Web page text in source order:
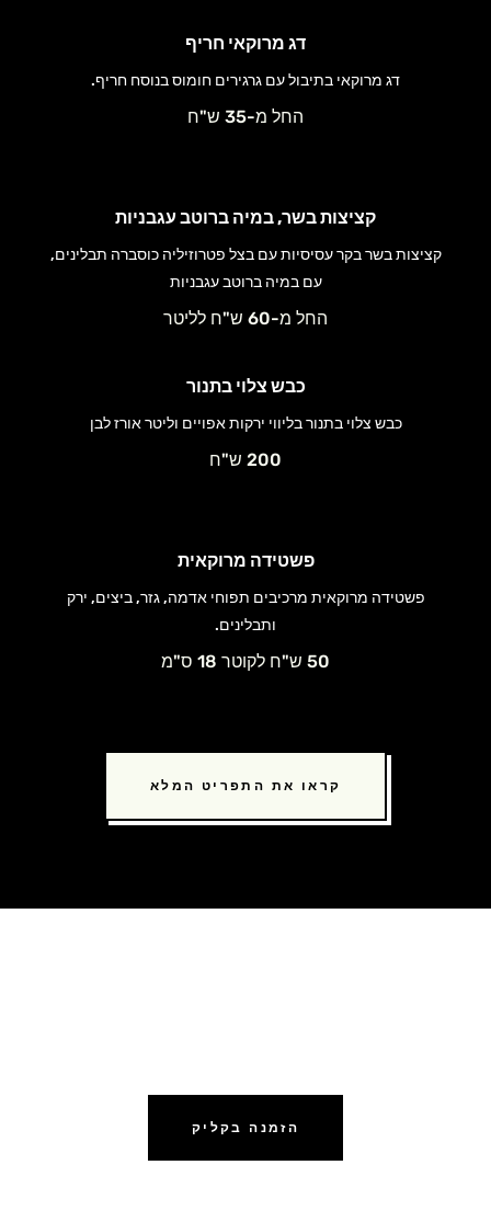
דג מרוקאי חריף
דג מרוקאי בתיבול עם גרגירים חומוס בנוסח חריף.
החל מ-35 ש"ח
קציצות בשר, במיה ברוטב עגבניות
קציצות בשר בקר עסיסיות עם בצל פטרוזיליה כוסברה תבלינים,
עם במיה ברוטב עגבניות
החל מ-60 ש"ח לליטר
כבש צלוי בתנור
כבש צלוי בתנור בליווי ירקות אפויים וליטר אורז לבן
200 ש"ח
פשטידה מרוקאית
פשטידה מרוקאית מרכיבים תפוחי אדמה, גזר, ביצים, ירק
ותבלינים.
50 ש"ח לקוטר 18 ס"מ
קראו את התפריט המלא
הזמנה בקליק